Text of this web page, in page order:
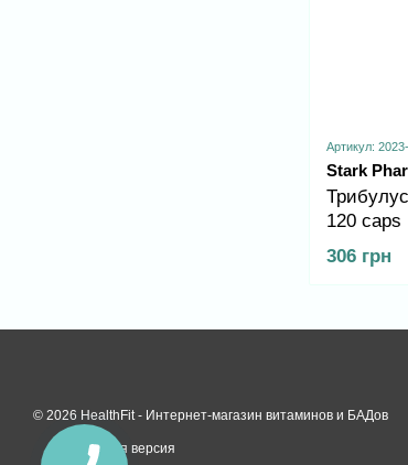
Артикул:
Stark
120 caps
306 грн
© 2026 HealthFit - Интернет-магазин витаминов и БАДов
Мобильная версия